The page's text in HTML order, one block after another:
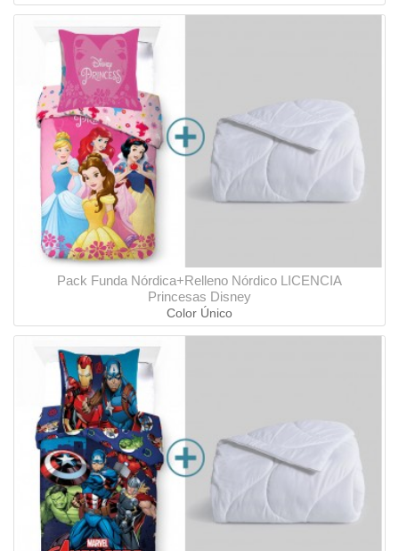
Pack Funda Nórdica+Relleno Nórdico LICENCIA
Princesas Disney
Color Único